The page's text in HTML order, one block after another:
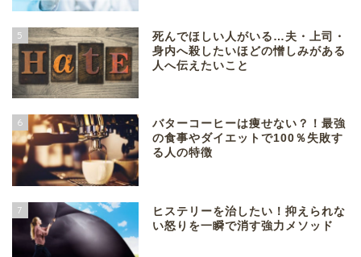
5
死んでほしい人がいる…夫・上司・
身内へ殺したいほどの憎しみがある
人へ伝えたいこと
6
バターコーヒーは痩せない？！最強
の食事やダイエットで100％失敗す
る人の特徴
7
ヒステリーを治したい！抑えられな
い怒りを一瞬で消す強力メソッド